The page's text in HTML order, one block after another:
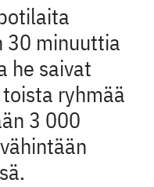
30 minuuttia
he saivat
ryhmää
3 000